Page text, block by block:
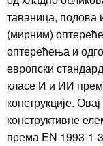
таваница, подова
(мирним)
оптерећења и
европски
класе И и ИИ
конструкције.
конструктивне
према EN 1993-1-